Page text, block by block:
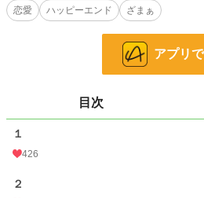
た。
しかしそれからすぐ『本物のつまはじき』を知
社会的な孤立をメインに書いているので読む
恋愛
お気に入り
恋愛
ハッピーエンド ざまぁ
アプリ
目次
１
426
２